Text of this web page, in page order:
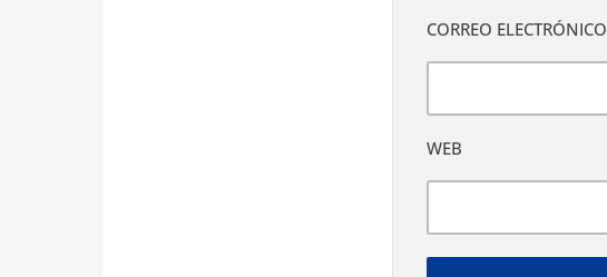
CORREO ELECTRÓNICO
WEB